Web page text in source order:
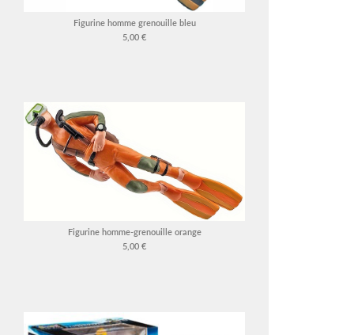
Figurine homme grenouille bleu
5,00 €
Figurine homme-grenouille orange
5,00 €